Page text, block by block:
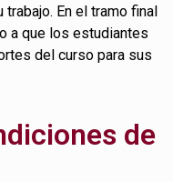
En el tramo final
a que los estudiantes
del curso para sus
de